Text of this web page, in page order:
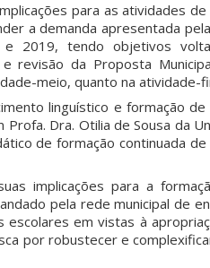
para as atividades
a demanda apresentada
e 2019, tendo objetivos
revisão da Proposta
meio, quanto na atividade-
linguístico e formação
Dra. Otilia de Sousa da
de formação continuada
implicações para a
pela rede municipal de
em vistas à
por robustecer e